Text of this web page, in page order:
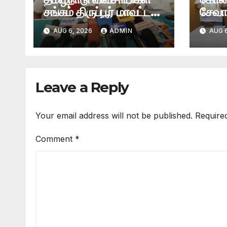
சங்கம் திருப்பூர் மாவட்ட
8-வது மாநாடு: 24
தீர்மானங்கள்
நிறைவேற்றம்
AUG 6, 2026 ADMIN AUG
Leave a Reply
Your email address will not be published.
Comment *